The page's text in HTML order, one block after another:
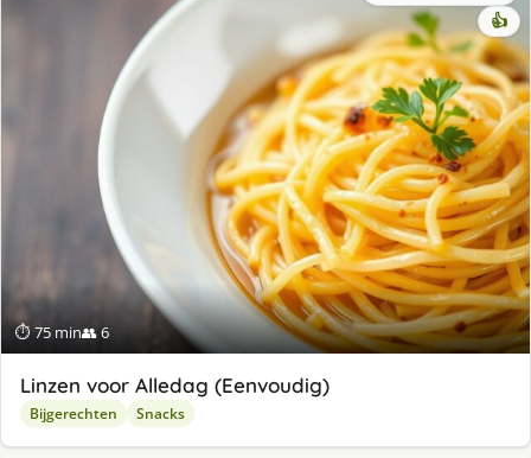
⏱ 75 min👥 6
👍
Linzen voor Alledag (Eenvoudig)
Bijgerechten Snacks